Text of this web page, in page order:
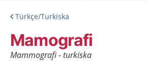
Türkçe/Turkiska
Mamografi
Mammografi - turkiska